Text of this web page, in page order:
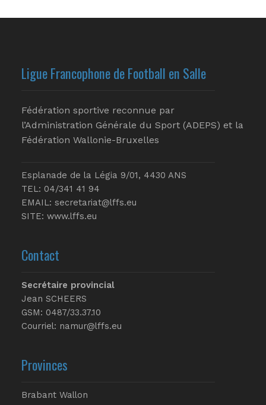
Ligue Francophone de Football en Salle
Fédération sportive reconnue par
l’Administration Générale du Sport (ADEPS) et la
Fédération Wallonie-Bruxelles
Esplanade de la Légia 9/01, 4430 ANS
TEL: 04/341 41 94
EMAIL: secretariat@lffs.eu
SITE: www.lffs.eu
Contact
Secrétaire provincial
Jean SCHEERS
GSM: 0487/33.37.10
Courriel: namur@lffs.eu
Provinces
Brabant Wallon